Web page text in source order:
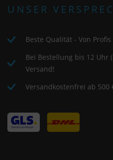
UNSER
Beste Qualität - Von
Bei Bestellung bis 12 Uhr
Versand!
Versandkostenfrei ab 500